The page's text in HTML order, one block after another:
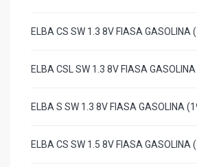
ELBA CS SW 1.3 8V FIASA GASOLINA
ELBA CSL SW 1.3 8V FIASA
ELBA S SW 1.3 8V FIASA GASOLINA
ELBA CS SW 1.5 8V FIASA GASOLINA